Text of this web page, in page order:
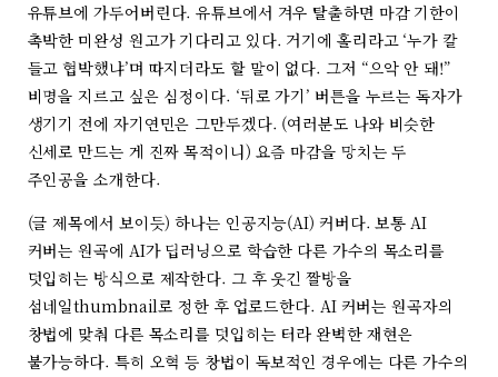
유튜브에 가두어버린다. 유튜브에서 겨우 탈출하면 마감 기한이
촉박한 미완성 원고가 기다리고 있다. 거기에 홀리라고 ‘누가 칼
들고 협박했냐’며 따지더라도 할 말이 없다. 그저 “으악 안 돼!”
비명을 지르고 싶은 심정이다. ‘뒤로 가기’ 버튼을 누르는 독자가
생기기 전에 자기연민은 그만두겠다. (여러분도 나와 비슷한
신세로 만드는 게 진짜 목적이니) 요즘 마감을 망치는 두
주인공을 소개한다.
(글 제목에서 보이듯) 하나는 인공지능(AI) 커버다. 보통 AI
커버는 원곡에 AI가 딥러닝으로 학습한 다른 가수의 목소리를
덧입히는 방식으로 제작한다. 그 후 웃긴 짤방을
섬네일thumbnail로 정한 후 업로드한다. AI 커버는 원곡자의
창법에 맞춰 다른 목소리를 덧입히는 터라 완벽한 재현은
불가능하다. 특히 오혁 등 창법이 독보적인 경우에는 다른 가수의